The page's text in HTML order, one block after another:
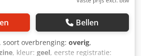
Bellen
, soort overbrenging: overig,
, kleur: geel, eerste registratie: